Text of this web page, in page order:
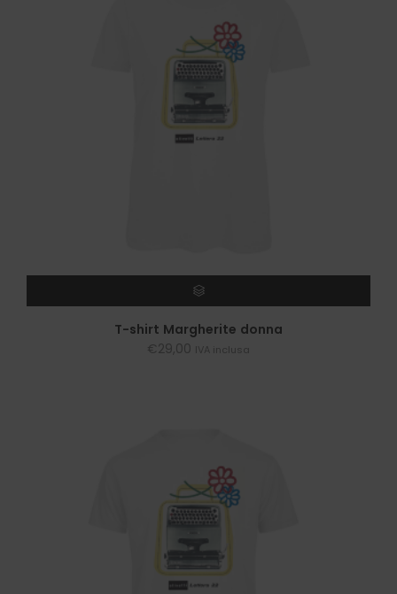
SCEGLI
T-shirt Margherite donna
€29,00 IVA inclusa